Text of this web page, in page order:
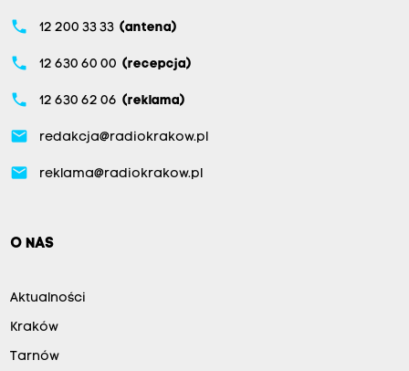
phone 12 200 33 33 (antena)
phone 12 630 60 00 (recepcja)
phone 12 630 62 06 (reklama)
email redakcja@radiokrakow.pl
email reklama@radiokrakow.pl
O NAS
Aktualności
Kraków
Tarnów